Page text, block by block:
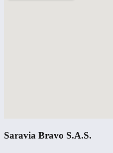
Saravia Bravo S.A.S.